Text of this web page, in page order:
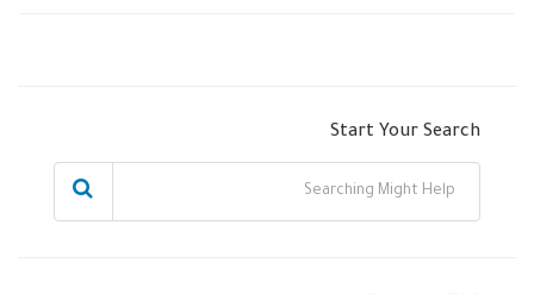
Start Your Search